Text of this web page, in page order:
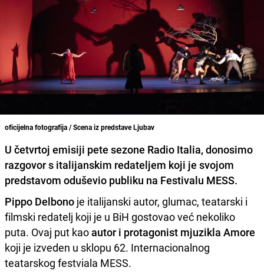
oficijelna fotografija / Scena iz predstave Ljubav
U četvrtoj emisiji pete sezone Radio Italia, donosimo
razgovor s italijanskim redateljem koji je svojom
predstavom oduševio publiku na Festivalu MESS.
Pippo Delbono je italijanski autor, glumac, teatarski i
filmski redatelj koji je u BiH gostovao već nekoliko
puta. Ovaj put kaoautor i protagonist mjuzikla Amore
koji je izveden u sklopu 62. Internacionalnog
teatarskog festviala MESS.